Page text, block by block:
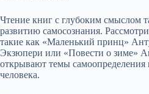
Чтение книг с глубоким смыслом
развитию самосознания.
такие как «Маленький принц»
Экзюпери или «Повести о зиме»
открывают темы самоопределения
человека.